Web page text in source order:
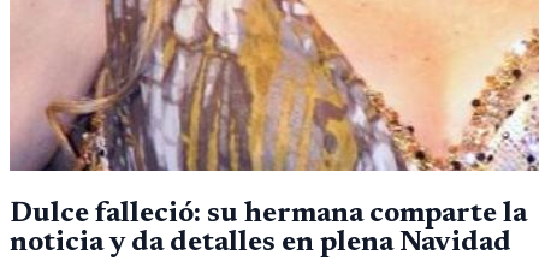
Dulce falleció: su hermana comparte la
noticia y da detalles en plena Navidad